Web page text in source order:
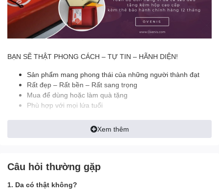
BẠN SẼ THẬT PHONG CÁCH – TỰ TIN – HÃNH DIỆN!
Sản phẩm mang phong thái của những người thành đạt
Rất đẹp – Rất bền – Rất sang trọng
Mua để dùng hoặc làm quà tặng
Phù hợp với mọi lứa tuổi
======================================
- Màu sắc: Nâu, đen, nâu đỏ
- Size khi gập lại 12.5 x 9.5 cm (6 ngăn nhỏ đựng atm, cmnd, giấy
Xem thêm
Câu hỏi thường gặp
1. Da có thật không?